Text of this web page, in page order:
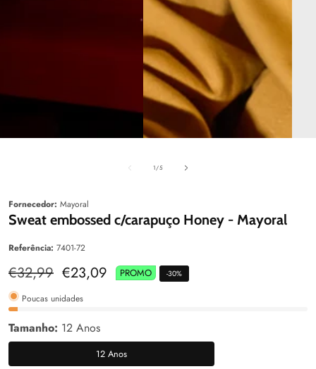
1/de5
Fornecedor: Mayoral
Sweat embossed c/carapuço Honey - Mayoral
Referência: 7401-72
Preço
normal
€32,99 Preço
venda
€23,09 PROMO -30%
Poucas unidades
Tamanho: 12 Anos
12 Anos
12